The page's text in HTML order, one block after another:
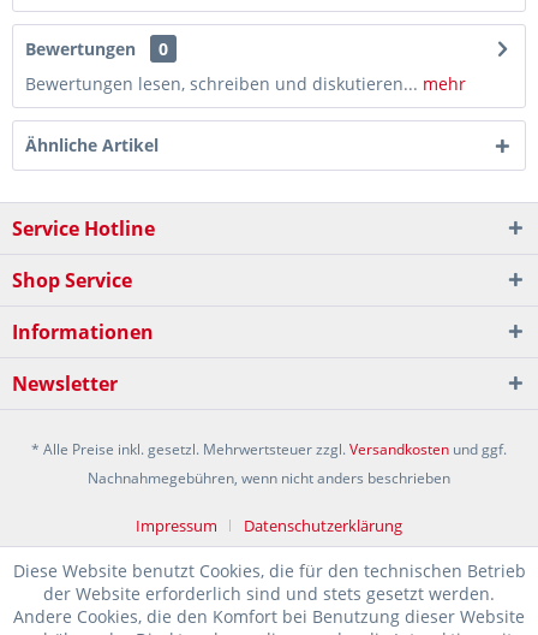
Bewertungen
0
Bewertungen lesen, schreiben und diskutieren... mehr
Ähnliche Artikel
Service Hotline
Shop Service
Informationen
Newsletter
* Alle Preise inkl. gesetzl. Mehrwertsteuer zzgl.Versandkosten und ggf.
Nachnahmegebühren, wenn nicht anders beschrieben
Impressum Datenschutzerklärung
Diese Website benutzt Cookies, die für den technischen Betrieb
der Website erforderlich sind und stets gesetzt werden.
Andere Cookies, die den Komfort bei Benutzung dieser Website